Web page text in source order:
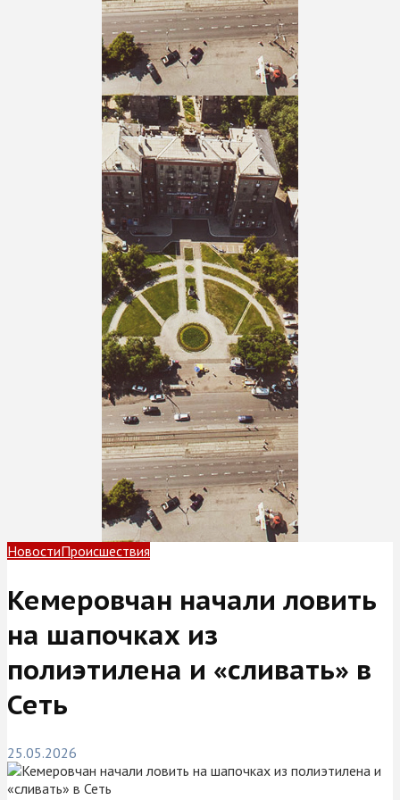
НовостиПроисшествия
Кемеровчан начали ловить
на шапочках из
полиэтилена и «сливать» в
Сеть
25.05.2026